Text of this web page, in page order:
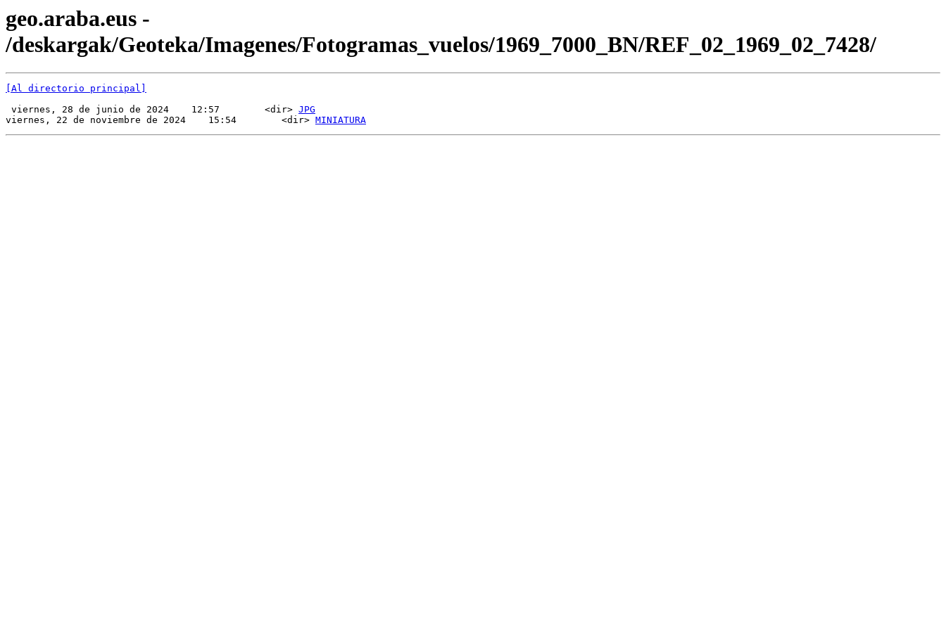
geo.araba.eus -
/deskargak/Geoteka/Imagenes/Fotogramas_vuelos/1969_7000_BN/REF_02_1969_02_7428/
[Al directorio principal]
viernes, 28 de junio de 2024    12:57        <dir> JPG
viernes, 22 de noviembre de 2024    15:54        <dir> MINIATURA